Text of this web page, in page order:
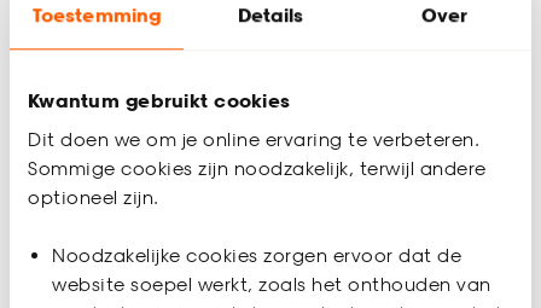
Toestemming Details Over
Kwantum gebruikt cookies
Dit doen we om je online ervaring te verbeteren.
Sommige cookies zijn noodzakelijk, terwijl andere
optioneel zijn.
Noodzakelijke cookies zorgen ervoor dat de
website soepel werkt, zoals het onthouden van
Productomschrijving
Houten plint van MDF. Lengte: 240 cm. Dikte: 1.3 cm. Kleur:
naturel eiken.
Productspecificaties
Artikelnummer 0128534